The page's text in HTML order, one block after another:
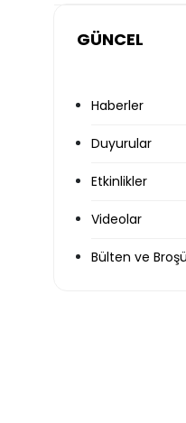
GÜNCEL
Haberler
Duyurular
Etkinlikler
Videolar
Bülten ve